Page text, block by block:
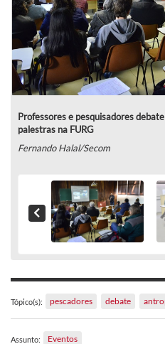
Professores e pesquisadores
palestras na FURG
Fernando Halal/Secom
Tópico(s): pescadores debate
Assunto: Eventos